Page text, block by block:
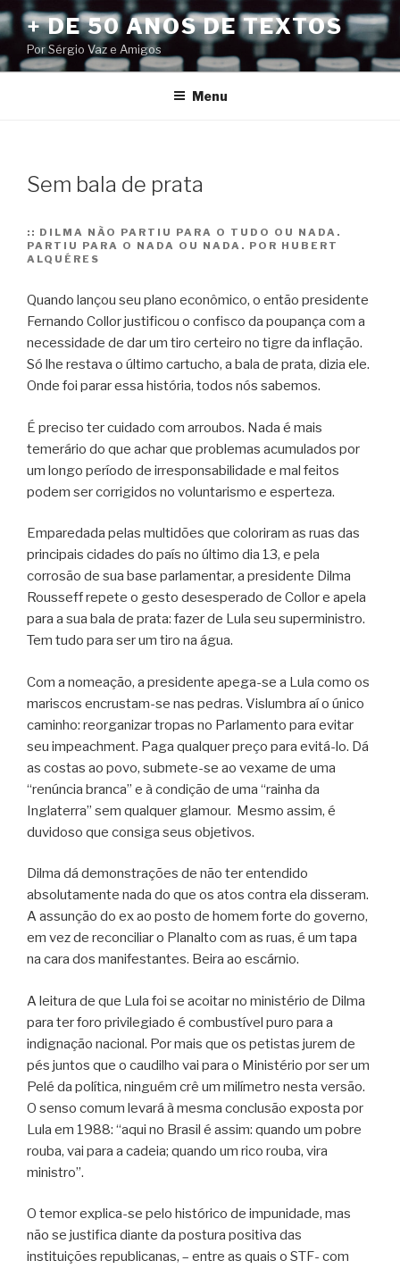
Pular
para
o
conteúdo
+ DE 50 ANOS DE TEXTOS
Por Sérgio Vaz e Amigos
Menu
Sem bala de prata
:: DILMA NÃO PARTIU PARA O TUDO OU NADA.
PARTIU PARA O NADA OU NADA. POR HUBERT
ALQUÉRES
Quando lançou seu plano econômico, o então presidente
Fernando Collor justificou o confisco da poupança com a
necessidade de dar um tiro certeiro no tigre da inflação.
Só lhe restava o último cartucho, a bala de prata, dizia ele.
Onde foi parar essa história, todos nós sabemos.
É preciso ter cuidado com arroubos. Nada é mais
temerário do que achar que problemas acumulados por
um longo período de irresponsabilidade e mal feitos
podem ser corrigidos no voluntarismo e esperteza.
Emparedada pelas multidões que coloriram as ruas das
principais cidades do país no último dia 13, e pela
corrosão de sua base parlamentar, a presidente Dilma
Rousseff repete o gesto desesperado de Collor e apela
para a sua bala de prata: fazer de Lula seu superministro.
Tem tudo para ser um tiro na água.
Com a nomeação, a presidente apega-se a Lula como os
mariscos encrustam-se nas pedras. Vislumbra aí o único
caminho: reorganizar tropas no Parlamento para evitar
seu impeachment. Paga qualquer preço para evitá-lo. Dá
as costas ao povo, submete-se ao vexame de uma
“renúncia branca” e à condição de uma “rainha da
Inglaterra” sem qualquer glamour. Mesmo assim, é
duvidoso que consiga seus objetivos.
Dilma dá demonstrações de não ter entendido
absolutamente nada do que os atos contra ela disseram.
A assunção do ex ao posto de homem forte do governo,
em vez de reconciliar o Planalto com as ruas, é um tapa
na cara dos manifestantes. Beira ao escárnio.
A leitura de que Lula foi se acoitar no ministério de Dilma
para ter foro privilegiado é combustível puro para a
indignação nacional. Por mais que os petistas jurem de
pés juntos que o caudilho vai para o Ministério por ser um
Pelé da política, ninguém crê um milímetro nesta versão.
O senso comum levará à mesma conclusão exposta por
Lula em 1988: “aqui no Brasil é assim: quando um pobre
rouba, vai para a cadeia; quando um rico rouba, vira
ministro”.
O temor explica-se pelo histórico de impunidade, mas
não se justifica diante da postura positiva das
instituições republicanas, – entre as quais o STF- com